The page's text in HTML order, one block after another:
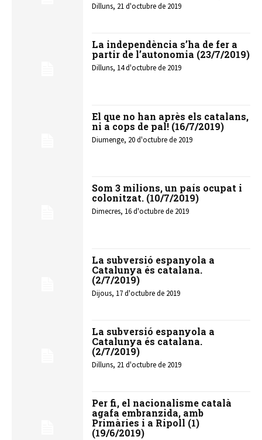
Dilluns, 21 d'octubre de 2019
La independència s’ha de fer a
partir de l’autonomia (23/7/2019)
Dilluns, 14 d'octubre de 2019
El que no han après els catalans,
ni a cops de pal! (16/7/2019)
Diumenge, 20 d'octubre de 2019
Som 3 milions, un país ocupat i
colonitzat. (10/7/2019)
Dimecres, 16 d'octubre de 2019
La subversió espanyola a
Catalunya és catalana.
(2/7/2019)
Dijous, 17 d'octubre de 2019
La subversió espanyola a
Catalunya és catalana.
(2/7/2019)
Dilluns, 21 d'octubre de 2019
Per fi, el nacionalisme català
agafa embranzida, amb
Primàries i a Ripoll (1)
(19/6/2019)